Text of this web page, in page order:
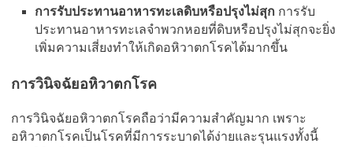
การรับประทานอาหารทะเลดิบหรือปรุงไม่สุก การรับ
ประทานอาหารทะเลจำพวกหอยที่ดิบหรือปรุงไม่สุกจะยิ่ง
เพิ่มความเสี่ยงทำให้เกิดอหิวาตกโรคได้มากขึ้น
การวินิจฉัยอหิวาตกโรค
การวินิจฉัยอหิวาตกโรคถือว่ามีความสำคัญมาก เพราะ
อหิวาตกโรคเป็นโรคที่มีการระบาดได้ง่ายและรุนแรงทั้งนี้